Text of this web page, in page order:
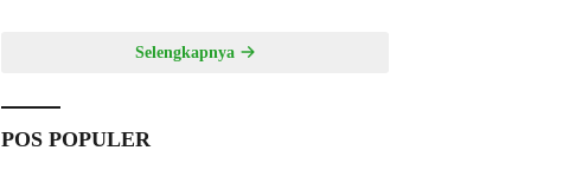
Selengkapnya
POS POPULER